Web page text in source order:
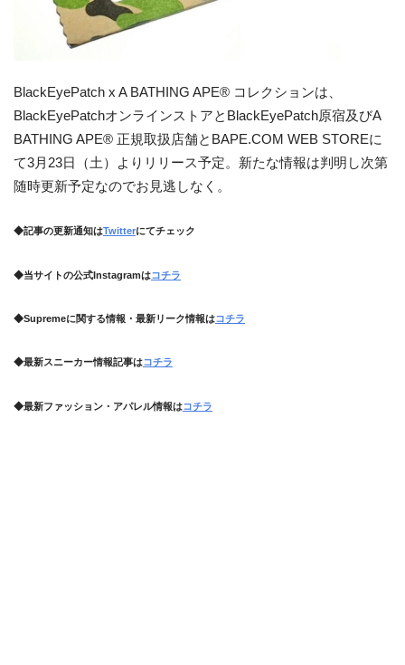
BlackEyePatch x A BATHING APE® コレクションは、
BlackEyePatchオンラインストアとBlackEyePatch原宿及びA
BATHING APE® 正規取扱店舗とBAPE.COM WEB STOREに
て3月23日（土）よりリリース予定。新たな情報は判明し次第
随時更新予定なのでお見逃しなく。
◆記事の更新通知はTwitterにてチェック
◆当サイトの公式Instagramはコチラ
◆Supremeに関する情報・最新リーク情報はコチラ
◆最新スニーカー情報記事はコチラ
◆最新ファッション・アパレル情報はコチラ